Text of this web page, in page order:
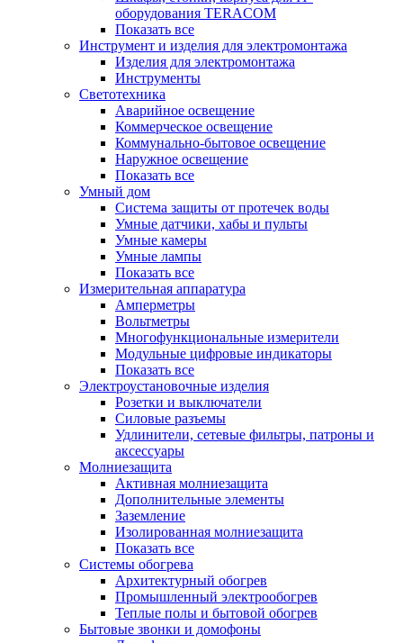
оборудования TERACOM
Показать все
Инструмент и изделия для электромонтажа
Изделия для электромонтажа
Инструменты
Светотехника
Аварийное освещение
Коммерческое освещение
Коммунально-бытовое освещение
Наружное освещение
Показать все
Умный дом
Система защиты от протечек воды
Умные датчики, хабы и пульты
Умные камеры
Умные лампы
Показать все
Измерительная аппаратура
Амперметры
Вольтметры
Многофункциональные измерители
Модульные цифровые индикаторы
Показать все
Электроустановочные изделия
Розетки и выключатели
Силовые разъемы
Удлинители, сетевые фильтры, патроны и
аксессуары
Молниезащита
Активная молниезащита
Дополнительные элементы
Заземление
Изолированная молниезащита
Показать все
Системы обогрева
Архитектурный обогрев
Промышленный электрообогрев
Теплые полы и бытовой обогрев
Бытовые звонки и домофоны